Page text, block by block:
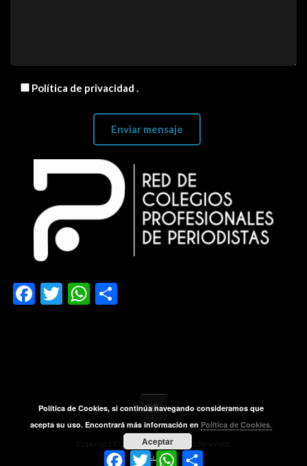
Política de privacidad .
Facebook
TwitterWhatsApp
Copyright © 2018 APEX. All Rights Reserved.
Aviso legal
Facebook
TwitterWhatsApp
Política de Cookies, si continúa navegando consideramos que
acepta su uso. Encontrará más información en Política de Cookies.
Aceptar